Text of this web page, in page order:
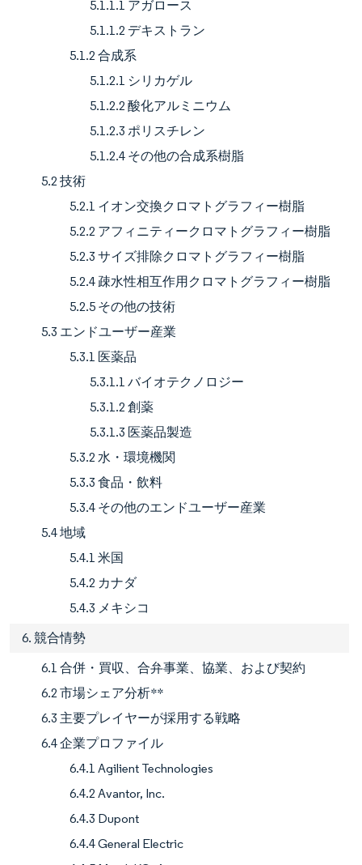
5.1.1.1 アガロース
5.1.1.2 デキストラン
5.1.2 合成系
5.1.2.1 シリカゲル
5.1.2.2 酸化アルミニウム
5.1.2.3 ポリスチレン
5.1.2.4 その他の合成系樹脂
5.2 技術
5.2.1 イオン交換クロマトグラフィー樹脂
5.2.2 アフィニティークロマトグラフィー樹脂
5.2.3 サイズ排除クロマトグラフィー樹脂
5.2.4 疎水性相互作用クロマトグラフィー樹脂
5.2.5 その他の技術
5.3 エンドユーザー産業
5.3.1 医薬品
5.3.1.1 バイオテクノロジー
5.3.1.2 創薬
5.3.1.3 医薬品製造
5.3.2 水・環境機関
5.3.3 食品・飲料
5.3.4 その他のエンドユーザー産業
5.4 地域
5.4.1 米国
5.4.2 カナダ
5.4.3 メキシコ
6. 競合情勢
6.1 合併・買収、合弁事業、協業、および契約
6.2 市場シェア分析**
6.3 主要プレイヤーが採用する戦略
6.4 企業プロファイル
6.4.1 Agilient Technologies
6.4.2 Avantor, Inc.
6.4.3 Dupont
6.4.4 General Electric